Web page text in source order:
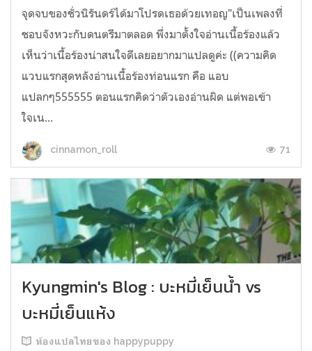
จุดจบของชั่วนิรันดร์ได้มาโปรดเธอด้วยเทอญ"เป็นเพลงที่
ชอบจังหวะกับดนตรีมาตลอด พึ่งมาตั้งใจอ่านเนื้อร้องแล้ว
เห็นว่าเนื้อร้องน่าสนใจดีเลยอยากมาแปลดูค่ะ ((ความคิด
แวบแรกสุดหลังอ่านเนื้อร้องท่อนแรก คือ แอบ
แปลกๆ555555 ตอนแรกคิดว่าตัวเองอ่านผิด แต่พอเข้า
ใจเน...
cinnamon_roll 71
Kyungmin's Blog : บะหมี่เย็นน้ำ vs
บะหมี่เย็นแห้ง
ห้องแปลไทยของ happypuppy